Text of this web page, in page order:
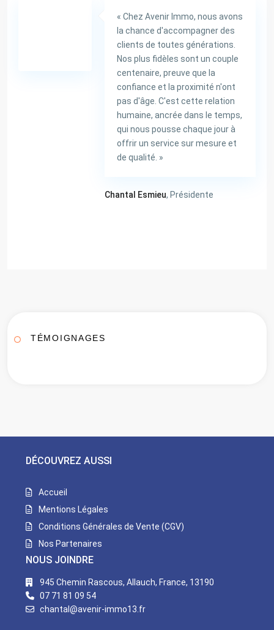
« Chez Avenir Immo, nous avons
la chance d'accompagner des
clients de toutes générations.
Nos plus fidèles sont un couple
centenaire, preuve que la
confiance et la proximité n'ont
pas d'âge. C'est cette relation
humaine, ancrée dans le temps,
qui nous pousse chaque jour à
offrir un service sur mesure et
de qualité. »
Chantal Esmieu, Présidente
TÉMOIGNAGES
DÉCOUVREZ AUSSI
Accueil
Mentions Légales
Conditions Générales de Vente (CGV)
Nos Partenaires
NOUS JOINDRE
945 Chemin Rascous, Allauch, France, 13190
07 71 81 09 54
chantal@avenir-immo13.fr